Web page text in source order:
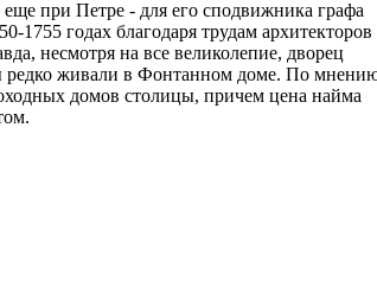
при Петре - для его сподвижника графа
годах благодаря трудам архитекторов
несмотря на все великолепие, дворец
редко живали в Фонтанном доме. По
домов столицы, причем цена найма